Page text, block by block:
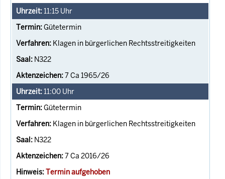
11:15 Uhr
Gütetermin
Klagen in bürgerlichen Rechtsstreitigkeiten
N322
7 Ca 1965/26
11:00 Uhr
Gütetermin
Klagen in bürgerlichen Rechtsstreitigkeiten
N322
7 Ca 2016/26
Termin aufgehoben